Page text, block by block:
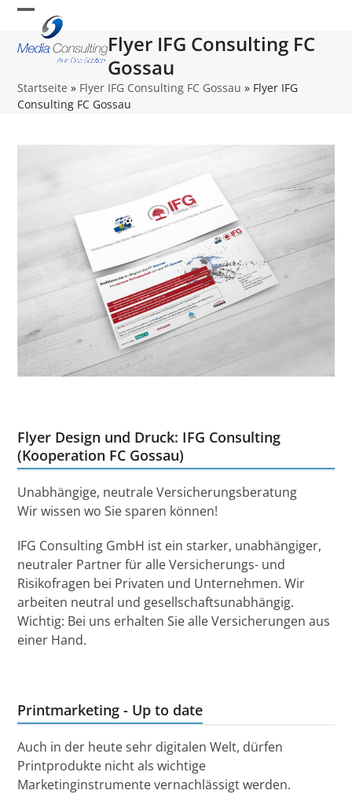
Skip
content
Open
mobile
menu
Close
mobile
menu
Flyer IFG Consulting FC
Gossau
Startseite » Flyer IFG Consulting FC Gossau » Flyer IFG
Consulting FC Gossau
Flyer Design und Druck: IFG Consulting
(Kooperation FC Gossau)
Unabhängige, neutrale Versicherungsberatung
Wir wissen wo Sie sparen können!
IFG Consulting GmbH ist ein starker, unabhängiger,
neutraler Partner für alle Versicherungs- und
Risikofragen bei Privaten und Unternehmen. Wir
arbeiten neutral und gesellschaftsunabhängig.
Wichtig: Bei uns erhalten Sie alle Versicherungen aus
einer Hand.
Printmarketing - Up to date
Auch in der heute sehr digitalen Welt, dürfen
Printprodukte nicht als wichtige
Marketinginstrumente vernachlässigt werden.